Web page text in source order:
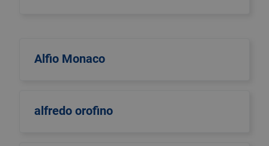
Alfio Monaco
alfredo orofino